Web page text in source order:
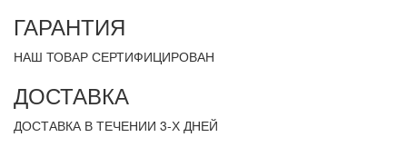
ГАРАНТИЯ
НАШ ТОВАР СЕРТИФИЦИРОВАН
ДОСТАВКА
ДОСТАВКА В ТЕЧЕНИИ 3-Х ДНЕЙ